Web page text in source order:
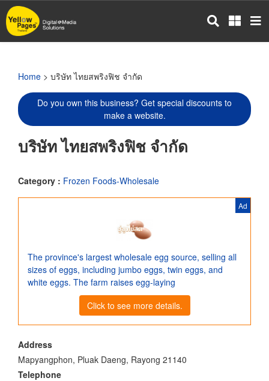
Skip
to
main
Home > บริษัท ไทยสพริงฟิช จำกัด
Do you own this business? Get special discounts to
make a website.
บริษัท ไทยสพริงฟิช จำกัด
Category : Frozen Foods-Wholesale
Ad
The province's largest wholesale egg source, selling all
sizes of eggs, including jumbo eggs, twin eggs, and
white eggs. The farm raises egg-laying
Click to see more details.
Address
Mapyangphon, Pluak Daeng, Rayong 21140
Telephone